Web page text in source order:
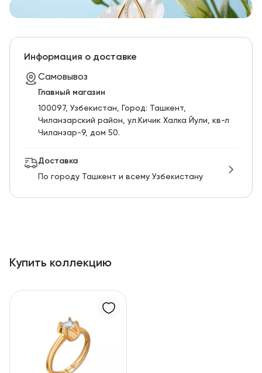
Информация о доставке
Самовывоз
Главный магазин
100097, Узбекистан, Город: Ташкент,
Чиланзарский pайон, ул.Кичик Халка Йули, кв-л
Чиланзар-9, дом 50.
Доставка
По городу Ташкент и всему Узбекистану
Купить коллекцию